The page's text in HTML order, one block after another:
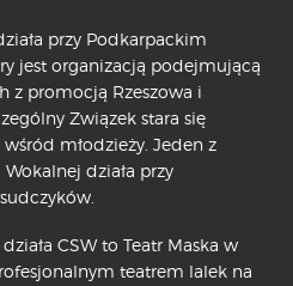
przy Podkarpackim
jest organizacją podejmującą
z promocją Rzeszowa i
Związek stara się
młodzieży. Jeden z
działa przy
CSW to Teatr Maska w
teatrem lalek na